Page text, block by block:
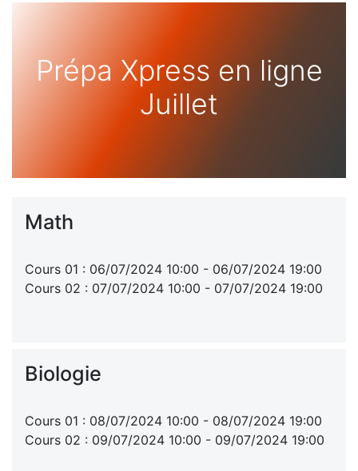
Prépa Xpress en ligne
Juillet
Math
Cours 01 : 06/07/2024 10:00 - 06/07/2024 19:00
Cours 02 : 07/07/2024 10:00 - 07/07/2024 19:00
Biologie
Cours 01 : 08/07/2024 10:00 - 08/07/2024 19:00
Cours 02 : 09/07/2024 10:00 - 09/07/2024 19:00